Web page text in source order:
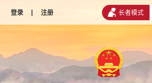
登录 | 注册 长者模式